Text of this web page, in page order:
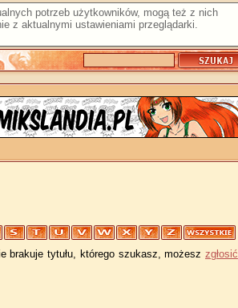
potrzeb użytkowników, mogą też z nich
z aktualnymi ustawieniami przeglądarki.
brakuje tytułu, którego szukasz, możesz zgłosić